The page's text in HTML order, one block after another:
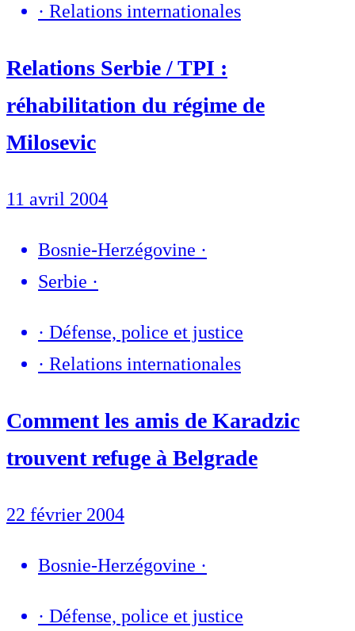
· Relations internationales
Relations Serbie / TPI :
réhabilitation du régime de
Milosevic
11 avril 2004
Bosnie-Herzégovine ·
Serbie ·
· Défense, police et justice
· Relations internationales
Comment les amis de Karadzic
trouvent refuge à Belgrade
22 février 2004
Bosnie-Herzégovine ·
· Défense, police et justice